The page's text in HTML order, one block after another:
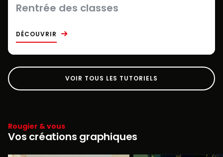
Rentrée des classes
DÉCOUVRIR
VOIR TOUS LES TUTORIELS
Rougier & vous
Vos créations graphiques